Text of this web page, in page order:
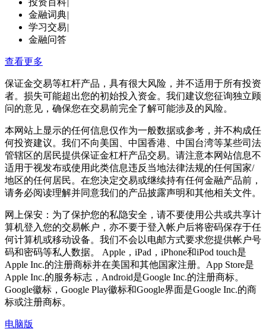
投资百科|
金融词典|
学习交易|
金融问答
查看更多
保证金交易等杠杆产品，具有很大风险，并不适用于所有投资
者。损失可能超出您的初始投入资金。我们建议您征询独立顾
问的意见，确保您在交易前完全了解可能涉及的风险。
本网站上显示的任何信息仅作为一般数据或参考，并不构成任
何投资建议。我们不向美国、中国香港、中国台湾等某些司法
管辖区的居民提供保证金杠杆产品交易。请注意本网站信息不
适用于视发布或使用此类信息违反当地法律法规的任何国家/
地区的任何居民。在您决定交易或继续持有任何金融产品前，
请务必阅读理解并同意我们的产品披露声明和其他相关文件。
网上保安：为了保护您的私隐安全，请不要使用公共或共享计
算机登入您的交易帐户，亦不要于登入帐户后将密码保存于任
何计算机或移动设备。我们不会以电邮方式要求您提供帐户号
码和密码等私人数据。 Apple，iPad，iPhone和iPod touch是
Apple Inc.的注册商标并在美国和其他国家注册。App Store是
Apple Inc.的服务标志，Android是Google Inc.的注册商标。
Google徽标，Google Play徽标和Google界面是Google Inc.的商
标或注册商标。
电脑版